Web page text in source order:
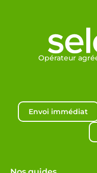
Opérateur
Envoi immédiat